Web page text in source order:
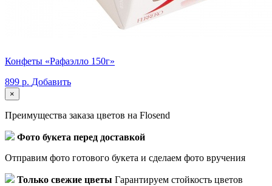
Конфеты «Рафаэлло 150г»
899 р. Добавить
×
Преимущества заказа цветов на Flosend
Фото букета перед доставкой
Отправим фото готового букета и сделаем фото вручения
Только свежие цветы Гарантируем стойкость цветов